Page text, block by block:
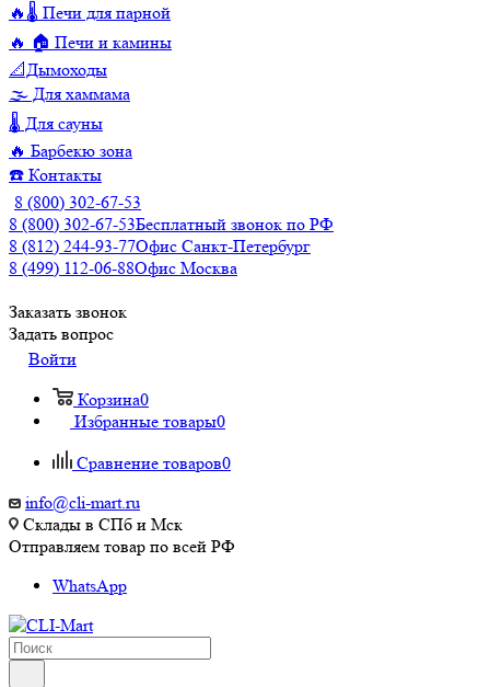
🔥🌡️ Печи для парной
🔥 🏠 Печи и камины
📐Дымоходы
🌫️ Для хаммама
🌡️ Для сауны
🔥 Барбекю зона
☎️ Контакты
8 (800) 302-67-53
8 (800) 302-67-53Бесплатный звонок по РФ
8 (812) 244-93-77Офис Санкт-Петербург
8 (499) 112-06-88Офис Москва
Заказать звонок
Задать вопрос
Войти
Корзина0
Избранные товары0
Сравнение товаров0
info@cli-mart.ru
Склады в СПб и Мск
Отправляем товар по всей РФ
WhatsApp